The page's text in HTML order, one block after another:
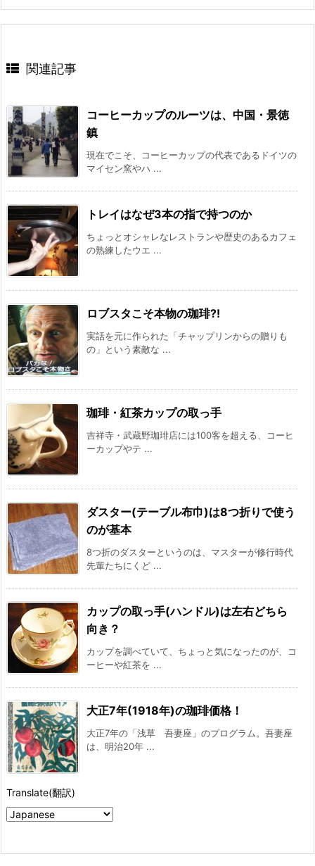
関連記事
コーヒーカップのルーツは、中国・景徳
鎮
現在でこそ、コーヒーカップの代表であるドイツの
マイセン窯やハ ...
トレイはなぜ3本の指で持つのか
ちょっとオシャレなレストランや歴史のあるカフェ
の熟練したウエ ...
ロブスタこそ本物の珈琲?!
実話を元に作られた「チャップリンからの贈りも
の」という素敵な ...
珈琲・紅茶カップの取っ手
吉祥寺・武蔵野珈琲店には100客を超える、コーヒ
ーカップやテ ...
ダスター(テーブル布巾)は8つ折りで使う
のが基本
8つ折のダスターというのは、マスターが修行時代
先輩たちにくど ...
カップの取っ手(ハンドル)は左右どちら
向き？
カップを調べていて、ちょっと気になったのが、コ
ーヒーや紅茶を ...
大正7年(1918年)の珈琲価格！
大正7年の「浅草 吾妻座」のプログラム。吾妻座
は、明治20年 ...
Translate(翻訳)